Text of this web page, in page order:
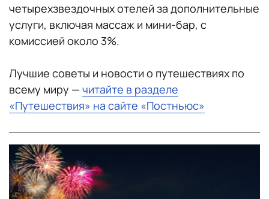
четырехзвездочных отелей за дополнительные
услуги, включая массаж и мини-бар, с
комиссией около 3%.
Лучшие советы и новости о путешествиях по
всему миру — читайте в разделе
«Путешествия» на сайте «Постньюс»